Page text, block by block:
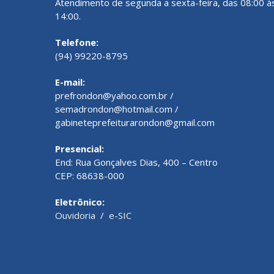
14:00.
Telefone:
(94) 99220-8795
E-mail:
prefrondon@yahoo.com.br /
semadrondon@hotmail.com /
gabineteprefeiturarondon@gmail.com
Presencial:
End: Rua Gonçalves Dias, 400 – Centro
CEP: 68638-000
Eletrônico:
Ouvidoria / e-SIC